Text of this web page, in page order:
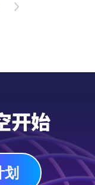
专为7至14
圣节主题的
开始
划